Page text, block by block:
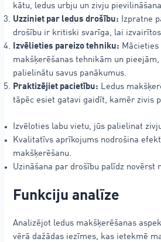
kātu, ledus urbju un zivju
Uzziniet par ledus drošību:
Izpratne
drošību ir kritiski svarīga, lai
Izvēlieties pareizo tehniku: Mācieties
makšķerēšanas tehnikām un
palielinātu savus panākumus.
Praktizējiet pacietību: Ledus
tāpēc esiet gatavi gaidīt, kamēr zivis
Izvēloties labu vietu, jūs palielinat
Kvalitatīvs aprīkojums nodrošina
makšķerēšanu.
Uzināšana par drošību palīdz novērst
Funkciju analīze
Analizējot ledus makšķerēšanas
vērā dažādas iezīmes, kas ietekmē